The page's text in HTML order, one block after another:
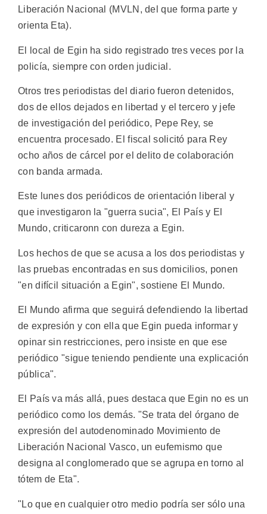
Liberación Nacional (MVLN, del que forma parte y
orienta Eta).
El local de Egin ha sido registrado tres veces por la
policía, siempre con orden judicial.
Otros tres periodistas del diario fueron detenidos,
dos de ellos dejados en libertad y el tercero y jefe
de investigación del periódico, Pepe Rey, se
encuentra procesado. El fiscal solicitó para Rey
ocho años de cárcel por el delito de colaboración
con banda armada.
Este lunes dos periódicos de orientación liberal y
que investigaron la "guerra sucia", El País y El
Mundo, criticaronn con dureza a Egin.
Los hechos de que se acusa a los dos periodistas y
las pruebas encontradas en sus domicilios, ponen
"en difícil situación a Egin", sostiene El Mundo.
El Mundo afirma que seguirá defendiendo la libertad
de expresión y con ella que Egin pueda informar y
opinar sin restricciones, pero insiste en que ese
periódico "sigue teniendo pendiente una explicación
pública".
El País va más allá, pues destaca que Egin no es un
periódico como los demás. "Se trata del órgano de
expresión del autodenominado Movimiento de
Liberación Nacional Vasco, un eufemismo que
designa al conglomerado que se agrupa en torno al
tótem de Eta".
"Lo que en cualquier otro medio podría ser sólo una